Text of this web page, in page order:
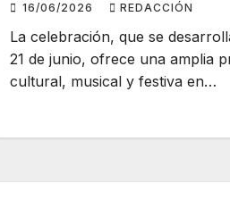
16/06/2026 REDACCIÓN
La celebración, que se
21 de junio, ofrece una amplia
cultural, musical y festiva en…